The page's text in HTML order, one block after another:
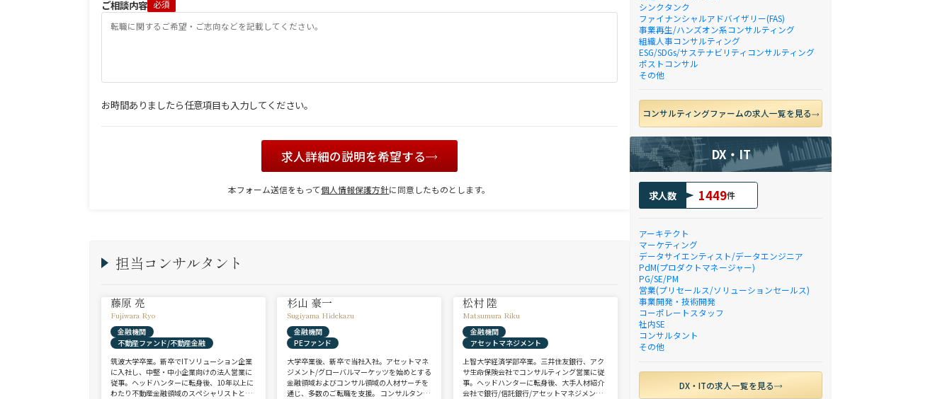
ご相談内容 必須
お時間ありましたら任意項目も入力してください。
求人詳細の説明を希望する
本フォーム送信をもって個人情報保護方針に同意したものとします。
担当コンサルタント
藤原 亮
Fujiwara Ryo
金融機関
不動産ファンド/不動産金融
筑波大学卒業。新卒でITソリューション企業
に入社し、中堅・中小企業向けの法人営業に
従事。ヘッドハンターに転身後、10年以上に
わたり不動産金融領域のスペシャリストとし
杉山 豪一
Sugiyama Hidekazu
金融機関
PEファンド
大学卒業後、新卒で当社入社。アセットマネ
ジメント/グローバルマーケッツを始めとする
金融領域およびコンサル領域の人材サーチを
通じ、多数のご転職を支援。 コンサルタント
松村 陸
Matsumura Riku
金融機関
アセットマネジメント
上智大学経済学部卒業。三井住友銀行、アク
サ生命保険会社でコンサルティング営業に従
事。ヘッドハンターに転身後、大手人材紹介
会社で銀行/信託銀行/アセットマネジメント
シンクタンク
ファイナンシャルアドバイザリー(FAS)
事業再生/ハンズオン系コンサルティング
組織人事コンサルティング
ESG/SDGs/サステナビリティコンサルティング
ポストコンサル
その他
コンサルティングファームの求人一覧を見る
DX・IT
求人数 1449件
アーキテクト
マーケティング
データサイエンティスト/データエンジニア
PdM(プロダクトマネージャー)
PG/SE/PM
営業(プリセールス/ソリューションセールス)
事業開発・技術開発
コーポレートスタッフ
社内SE
コンサルタント
その他
DX・ITの求人一覧を見る